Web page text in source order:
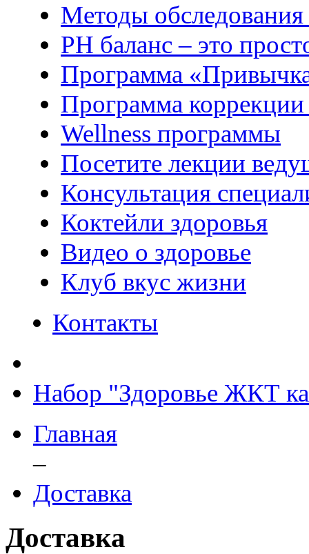
Методы обследования
РH баланс – это
Программа
Программа коррекции
Wellness программы
Посетите лекции
Консультация
Коктейли здоровья
Видео о здоровье
Клуб вкус жизни
Контакты
Набор "Здоровье ЖКТ
Главная
–
Доставка
Доставка